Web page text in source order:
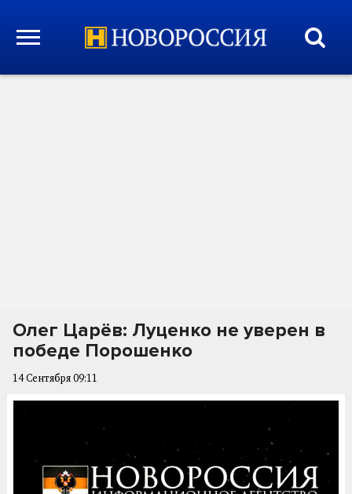
Олег Царёв: Луценко не уверен в
победе Порошенко
14 Сентября 09:11